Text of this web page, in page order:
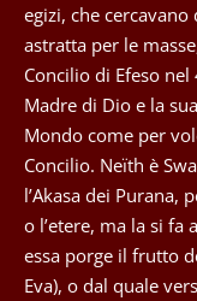
egizi, che
astratta per le
Concilio di Efeso
Madre di Dio e la
Mondo come per
Concilio. Neïth è
l’Akasa dei Purana,
o l’etere, ma la si fa
essa porge il frutto
Eva), o dal quale